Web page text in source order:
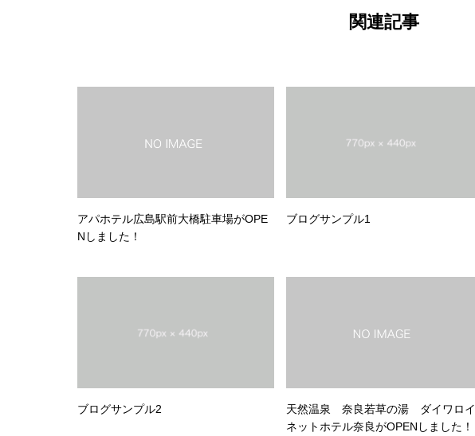
関連記事
アパホテル広島駅前大橋駐車場がOPE
Nしました！
ブログサンプル1
ブログサンプル2
天然温泉 奈良若草の湯 ダイワロイ
ネットホテル奈良がOPENしました！